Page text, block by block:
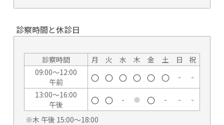
診察時間と休診日
※木 午後 15:00～18:00
診察時間 月 火 水 木 金 土 日
祝
09:00～12:00
午前
-
-
13:00～16:00
午後
- ※ - - -